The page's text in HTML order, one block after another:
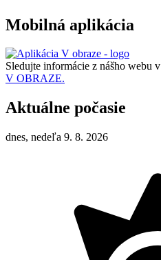
Mobilná aplikácia
Sledujte informácie z nášho webu v
V OBRAZE.
Aktuálne počasie
dnes, nedeľa 9. 8. 2026